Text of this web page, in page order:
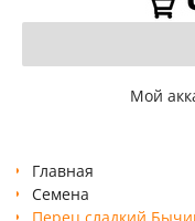
Мой
Главная
Семена